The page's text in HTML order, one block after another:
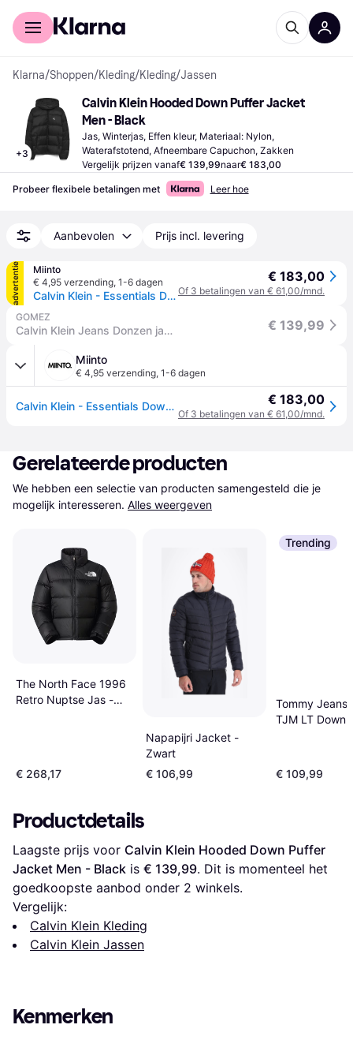
Voor shoppers
Klarna/Shoppen/Kleding/Kleding/Jassen
+3
Calvin Klein Hooded Down Puffer Jacket
Men - Black
Jas, Winterjas, Effen kleur, Materiaal: Nylon,
Waterafstotend, Afneembare Capuchon, Zakken
Vergelijk prijzen vanaf€ 139,99naar€ 183,00
Probeer flexibele betalingen met Leer hoe
Aanbevolen Prijs incl. levering
advertentie
Miinto
€ 4,95 verzending, 1-6 dagen
Calvin Klein - Essentials Down Jacket - Heren - Jassen - Zwart - Maat: 2XL Fleece
€ 183,00
Of 3 betalingen van € 61,00/mnd.
GOMEZ
Calvin Klein Jeans Donzen jas | regular fit € 139,99
Miinto
€ 4,95 verzending, 1-6 dagen
Calvin Klein - Essentials Down Jacket - Heren - Jassen - Zwart - Maat: 2XL Fleece € 183,00
Of 3 betalingen van € 61,00/mnd.
Gerelateerde producten
We hebben een selectie van producten samengesteld die je
mogelijk interesseren. Alles weergeven
The North Face 1996
Retro Nuptse Jas -
€ 268,17
Napapijri Jacket -
Zwart
€ 106,99
Trending
Tommy Jeans
TJM LT Down
€ 109,99
Productdetails
Laagste prijs voor Calvin Klein Hooded Down Puffer
Jacket Men - Black is € 139,99. Dit is momenteel het
goedkoopste aanbod onder 2 winkels.
Vergelijk:
Calvin Klein Kleding
Calvin Klein Jassen
Kenmerken